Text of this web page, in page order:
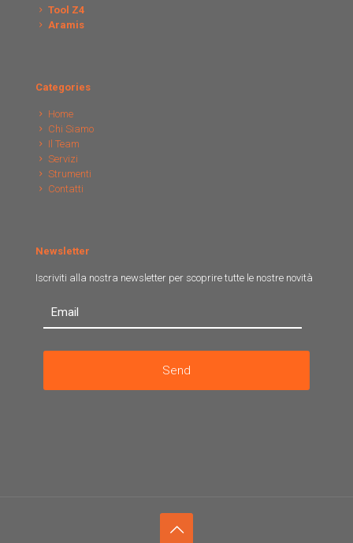
Tool Z4
Aramis
Categories
Home
Chi Siamo
Il Team
Servizi
Strumenti
Contatti
Newsletter
Iscriviti alla nostra newsletter per scoprire tutte le nostre novità